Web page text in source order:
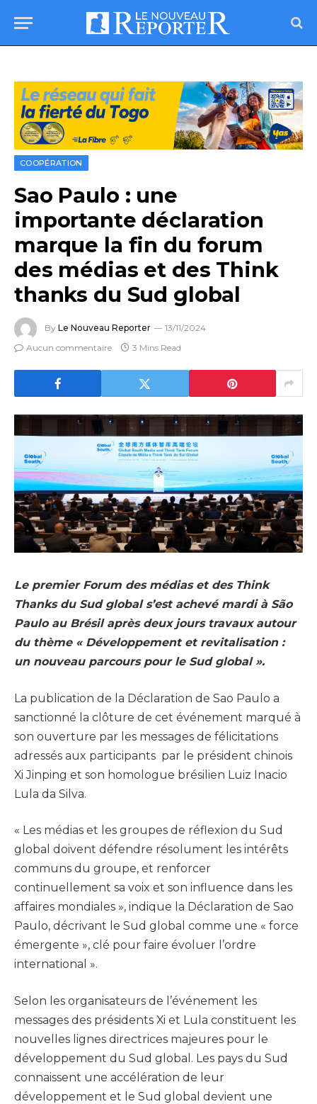
COOPÉRATION
Sao Paulo : une
importante déclaration
marque la fin du forum
des médias et des Think
thanks du Sud global
By Le Nouveau Reporter
13/11/2024
Aucun commentaire
3 Mins Read
Le premier Forum des médias et des Think
Thanks du Sud global s’est achevé mardi à São
Paulo au Brésil après deux jours travaux autour
du thème « Développement et revitalisation :
un nouveau parcours pour le Sud global ».
La publication de la Déclaration de Sao Paulo a
sanctionné la clôture de cet événement marqué à
son ouverture par les messages de félicitations
adressés aux participants par le président chinois
Xi Jinping et son homologue brésilien Luiz Inacio
Lula da Silva.
« Les médias et les groupes de réflexion du Sud
global doivent défendre résolument les intérêts
communs du groupe, et renforcer
continuellement sa voix et son influence dans les
affaires mondiales », indique la Déclaration de Sao
Paulo, décrivant le Sud global comme une « force
émergente », clé pour faire évoluer l’ordre
international ».
Selon les organisateurs de l’événement les
messages des présidents Xi et Lula constituent les
nouvelles lignes directrices majeures pour le
développement du Sud global. Les pays du Sud
connaissent une accélération de leur
développement et le Sud global devient une